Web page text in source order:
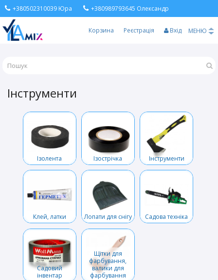
+380502310039 Юра +380989793645 Олександр
Корзина Реєстрація Вхід МЕНЮ
Інструменти
Ізолента Ізострічка Інструменти
Клей, латки Лопати для снігу Садова техніка
Садовий
інвентар
Щітки для
фарбування,
валики для
фарбування